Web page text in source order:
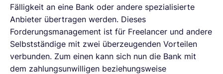
Fälligkeit an eine Bank oder andere spezialisierte
Anbieter übertragen werden. Dieses
Forderungsmanagement ist für Freelancer und andere
Selbstständige mit zwei überzeugenden Vorteilen
verbunden. Zum einen kann sich nun die Bank mit
dem zahlungsunwilligen beziehungsweise